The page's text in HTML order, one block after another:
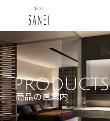
PRODUCTS
商品のご案内